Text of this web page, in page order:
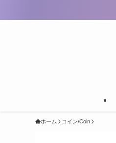
ホーム コイン/Coin